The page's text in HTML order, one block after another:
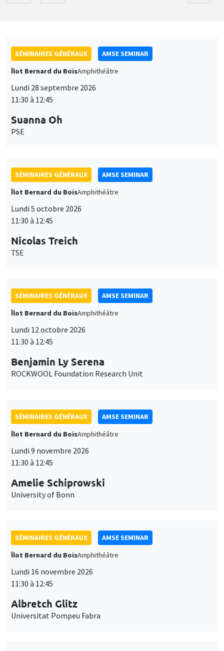
SÉMINAIRES GÉNÉRAUX
AMSE SEMINAR
Îlot Bernard du BoisAmphithéâtre
Lundi 28 septembre 2026
11:30 à 12:45
Suanna Oh
PSE
SÉMINAIRES GÉNÉRAUX
AMSE SEMINAR
Îlot Bernard du BoisAmphithéâtre
Lundi 5 octobre 2026
11:30 à 12:45
Nicolas Treich
TSE
SÉMINAIRES GÉNÉRAUX
AMSE SEMINAR
Îlot Bernard du BoisAmphithéâtre
Lundi 12 octobre 2026
11:30 à 12:45
Benjamin Ly Serena
ROCKWOOL Foundation Research Unit
SÉMINAIRES GÉNÉRAUX
AMSE SEMINAR
Îlot Bernard du BoisAmphithéâtre
Lundi 9 novembre 2026
11:30 à 12:45
Amelie Schiprowski
University of Bonn
SÉMINAIRES GÉNÉRAUX
AMSE SEMINAR
Îlot Bernard du BoisAmphithéâtre
Lundi 16 novembre 2026
11:30 à 12:45
Albretch Glitz
Universitat Pompeu Fabra